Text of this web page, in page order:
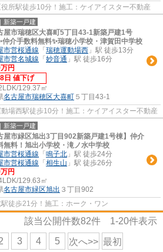
所駅徒歩10分！施工：ケイアイスター不動産
新築一戸建
屋市瑞穂区大喜町5丁目43-1新築戸建1号
仲介手数料無料✨️瑞穂小学校・津賀田中学校
市営桜通線 「 瑞穂運動場西 」駅 徒歩13分
市営名城線 「 妙音通 」駅 徒歩16分
円
日 値下げ
129.37㎡
名古屋市瑞穂区大喜町 ５丁目43-1
場西駅徒歩10分！施工：ケイアイスター不動産
新築一戸建
屋市緑区旭出3丁目902新築戸建1号棟】仲介
無料！旭出小学校・滝ノ水中学校
市営桜通線 「 鳴子北 」駅 徒歩24分
市営桜通線 「 相生山 」駅 徒歩26分
円
129.63㎡
名古屋市緑区旭出 ３丁目902
徒歩21分！施工：ホーク・ワン
該当公開件数82件 1-20件表示
3 4 5 次へ>> 最初